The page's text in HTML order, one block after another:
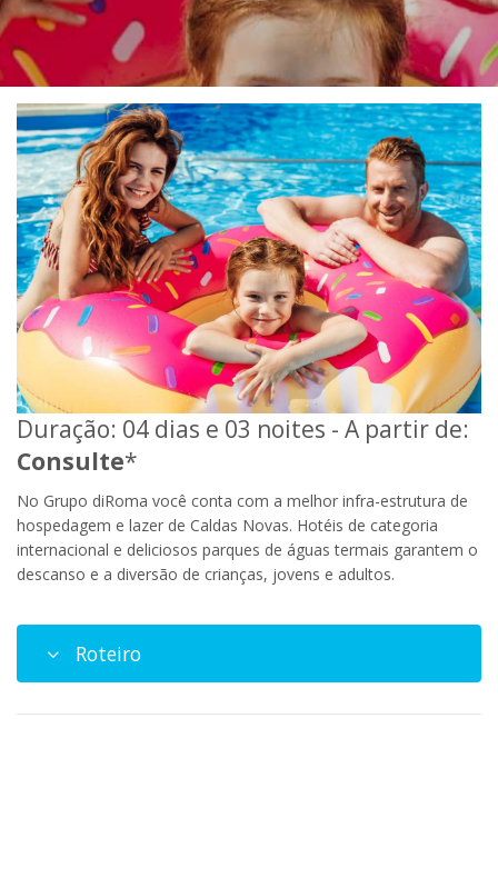
Duração: 04 dias e 03 noites - A partir de:
Consulte*
No Grupo diRoma você conta com a melhor infra-estrutura de
hospedagem e lazer de Caldas Novas. Hotéis de categoria
internacional e deliciosos parques de águas termais garantem o
descanso e a diversão de crianças, jovens e adultos.
Roteiro